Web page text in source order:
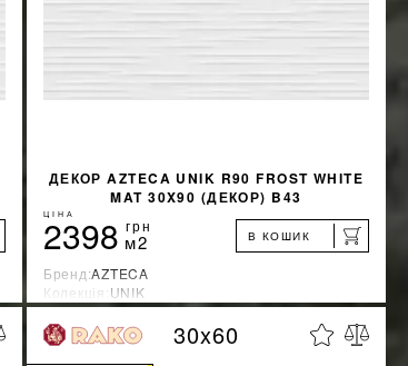
ДЕКОР AZTECA UNIK R90 FROST WHITE
MAT 30X90 (ДЕКОР) B43
ЦІНА
2398 грн
м2 В КОШИК
Бренд:AZTECA
Колекція:UNIK
Країна-виробник:Испания
ДІЗНАТИСЯ ЗНИЖКУ %
30x60